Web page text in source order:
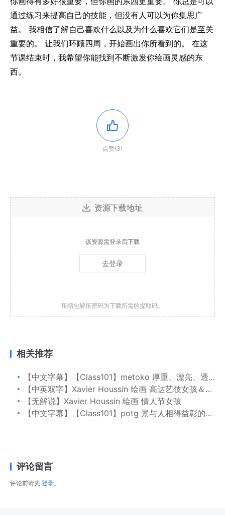
通过练习来提高自己的技能，但没有人可以为你集思广
益。 我相信了解自己喜欢什么以及为什么喜欢它们是至关
重要的。 让我们环顾四周，开始画出你所看到的。 在这
节课结束时，我希望你能找到不断激发你绘画灵感的东
西。
点赞(3)
资源下载地址
该资源需登录后下载
去登录
压缩包解压密码为下载所需的提取码。
相关推荐
【中文字幕】【Class101】metoko 厚重、漂亮、透明的颜色
【中英双字】Xavier Houssin 绘画 高达艺伎女孩＆创建画笔教程
【无解说】Xavier Houssin 绘画 情人节女孩
【中文字幕】【Class101】potg 景与人相得益彰的绘画
评论留言
评论前请先 登录。